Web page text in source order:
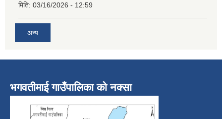
मिति: 03/16/2026 - 12:59
अन्य
भगवतीमाई गाउँपालिका को नक्सा